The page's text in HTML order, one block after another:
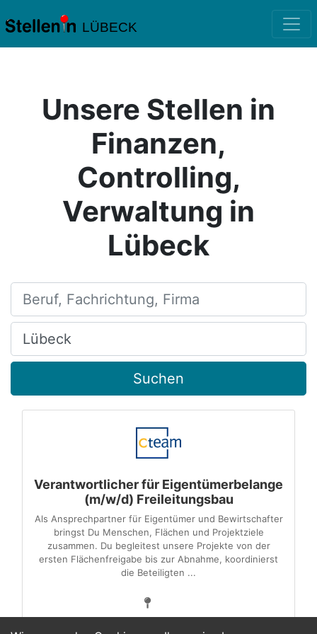
LÜBECK
Unsere Stellen in
Finanzen,
Controlling,
Verwaltung in
Lübeck
Beruf, Fachrichtung, Firma
Ort, Stadt
Suchen
Verantwortlicher für Eigentümerbelange
(m/w/d) Freileitungsbau
Als Ansprechpartner für Eigentümer und Bewirtschafter
bringst Du Menschen, Flächen und Projektziele
zusammen. Du begleitest unsere Projekte von der
ersten Flächenfreigabe bis zur Abnahme, koordinierst
die Beteiligten ...